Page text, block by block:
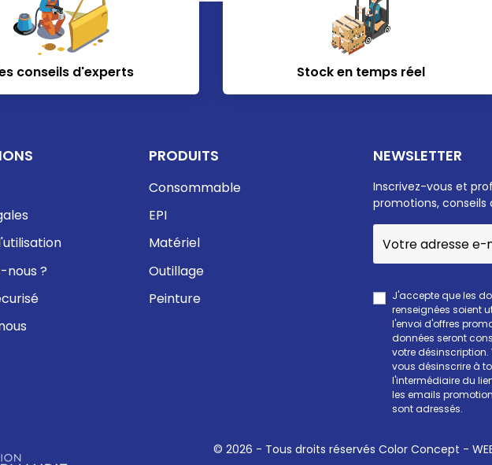
conseils d'experts Stock en temps réel
nous ?
PRODUITS
Consommable
EPI
Matériel
Outillage
Peinture
NEWSLETTER
Inscrivez-vous et
promotions, conseils
J'accepte que les
renseignées soient
l'envoi d'offres
données seront
votre désinscription.
vous désinscrire à
l'intermédiaire du
les emails
sont adressés.
© 2026 - Tous droits réservés Color Concept -